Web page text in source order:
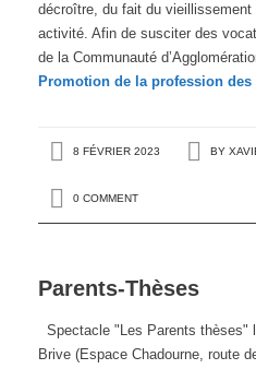
décroître, du fait du vieillissement
activité. Afin de susciter des
de la Communauté
Promotion de la profession des
8 FÉVRIER 2023 BY
0 COMMENT
Parents-Thèses
Spectacle "Les Parents thèses"
Brive (Espace Chadourne, route